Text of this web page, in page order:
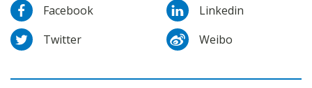
Facebook
Linkedin
Twitter
Weibo